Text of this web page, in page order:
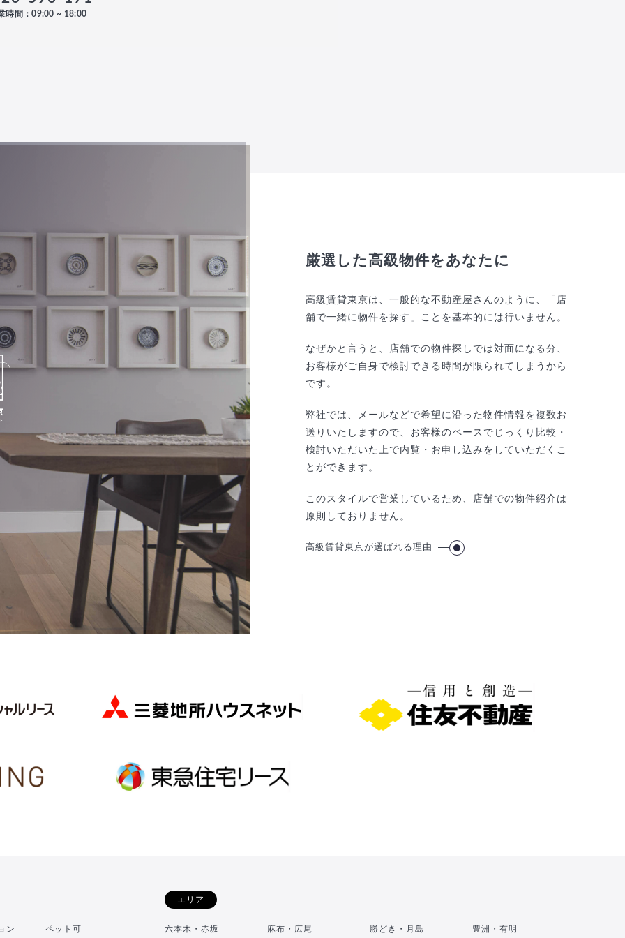
時間：09:00 ~ 18:00
厳選した高級物件をあなたに
高級賃貸東京は、一般的な不動産屋さんのように、「店
舗で一緒に物件を探す」ことを基本的には行いません。
なぜかと言うと、店舗での物件探しでは対面になる分、
お客様がご自身で検討できる時間が限られてしまうから
です。
弊社では、メールなどで希望に沿った物件情報を複数お
送りいたしますので、お客様のペースでじっくり比較・
検討いただいた上で内覧・お申し込みをしていただくこ
とができます。
このスタイルで営業しているため、店舗での物件紹介は
原則しておりません。
高級賃貸東京が選ばれる理由
ン ペット可
エリア
六本木・赤坂 麻布・広尾 勝どき・月島 豊洲・有明